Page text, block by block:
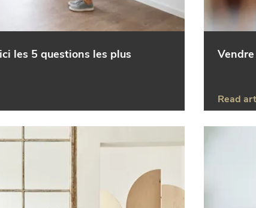
les 5 questions les plus
Read